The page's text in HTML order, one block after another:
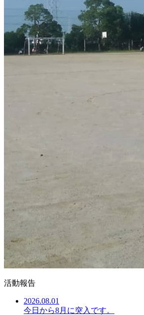
活動報告
2026.08.01
今日から8月に突入です。